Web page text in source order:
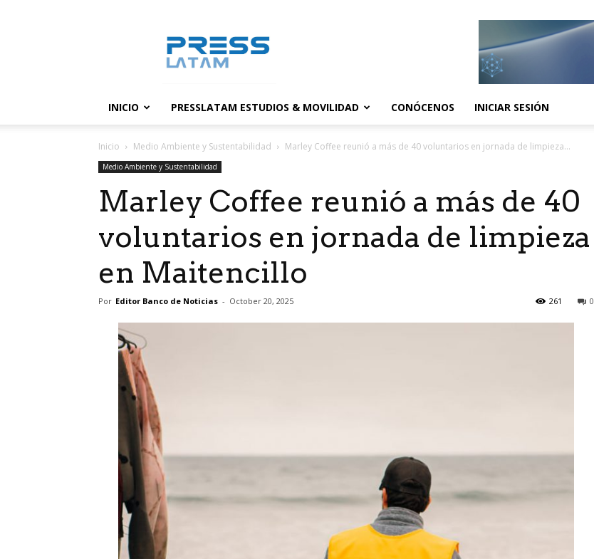
noticias
INICIO PRESSLATAM ESTUDIOS & MOVILIDAD CONÓCENOS INICIAR SESIÓN
Inicio Medio Ambiente y Sustentabilidad Marley Coffee reunió a más de 40 voluntarios en jornada de limpieza...
Medio Ambiente y Sustentabilidad
Marley Coffee reunió a más de 40
voluntarios en jornada de limpieza
en Maitencillo
Por Editor Banco de Noticias - October 20, 2025 0
261